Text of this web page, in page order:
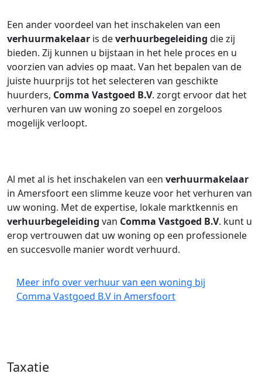
Een ander voordeel van het inschakelen van een
verhuurmakelaar is deverhuurbegeleiding die zij
bieden. Zij kunnen u bijstaan in het hele proces en u
voorzien van advies op maat. Van het bepalen van de
juiste huurprijs tot het selecteren van geschikte
huurders, Comma Vastgoed B.V. zorgt ervoor dat het
verhuren van uw woning zo soepel en zorgeloos
mogelijk verloopt.
Al met al is het inschakelen van een verhuurmakelaar
in Amersfoort een slimme keuze voor het verhuren van
uw woning. Met de expertise, lokale marktkennis en
verhuurbegeleiding van Comma Vastgoed B.V. kunt u
erop vertrouwen dat uw woning op een professionele
en succesvolle manier wordt verhuurd.
Meer info over verhuur van een woning bij
Comma Vastgoed B.V in Amersfoort
Taxatie